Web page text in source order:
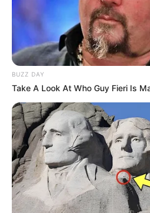
BUZZ DAY
Take A Look At Who Guy Fieri Is